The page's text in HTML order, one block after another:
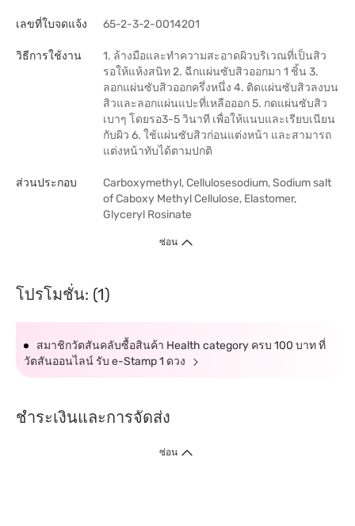
เลขที่ใบจดแจ้ง 65-2-3-2-0014201
วิธีการใช้งาน
1. ล้างมือและทำความสะอาดผิวบริเวณที่เป็นสิว
รอให้แห้งสนิท 2. ฉีกแผ่นซับสิวออกมา 1 ชิ้น 3.
ลอกแผ่นซับสิวออกครึ่งหนึ่ง 4. ติดแผ่นซับสิวลงบน
สิวและลอกแผ่นแปะที่เหลือออก 5. กดแผ่นซับสิว
เบาๆ โดยรอ3-5 วินาที เพื่อให้แนบและเรียบเนียน
กับผิว 6. ใช้แผ่นซับสิวก่อนแต่งหน้า และสามารถ
แต่งหน้าทับได้ตามปกติ
ส่วนประกอบ
Carboxymethyl, Cellulosesodium, Sodium salt
of Caboxy Methyl Cellulose, Elastomer,
Glyceryl Rosinate
ซ่อน
โปรโมชั่น: (1)
สมาชิกวัตสันคลับซื้อสินค้า Health category ครบ 100 บาท ที่
วัตสันออนไลน์ รับ e-Stamp 1 ดวง
ชำระเงินและการจัดส่ง
ซ่อน